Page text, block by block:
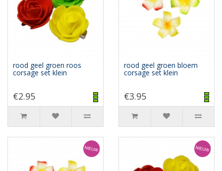
rood geel groen roos
corsage set klein
€2.95
rood geel groen bloem
corsage set klein
€3.95